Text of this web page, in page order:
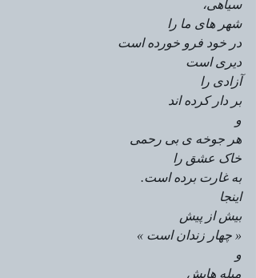
سیاهی،
شهر های ما را
در خود فرو خورده است
دیری است
آزادی را
بر دار کرده اند
و
هر جوخه ی بی رحمی
خاک عشق را
به غارت برده است.
اینجا
بیش از پیش
« چهار زندان است »
و
میله هایش